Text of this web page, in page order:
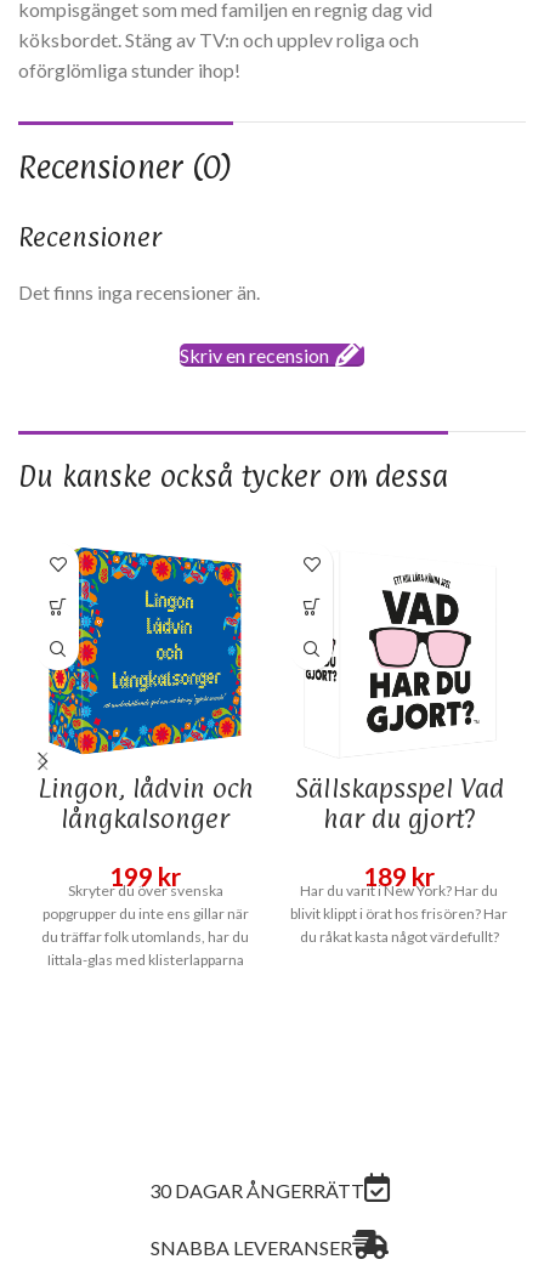
kompisgänget som med familjen en regnig dag vid
köksbordet. Stäng av TV:n och upplev roliga och
oförglömliga stunder ihop!
Recensioner (0)
Recensioner
Det finns inga recensioner än.
Skriv en recension
Du kanske också tycker om dessa
Lingon, lådvin och
långkalsonger
199 kr
Skryter du över svenska
popgrupper du inte ens gillar när
du träffar folk utomlands, har du
Iittala-glas med klisterlapparna
Sällskapsspel Vad
har du gjort?
189 kr
Har du varit i New York? Har du
blivit klippt i örat hos frisören? Har
du råkat kasta något värdefullt?
30 DAGAR ÅNGERRÄTT
SNABBA LEVERANSER